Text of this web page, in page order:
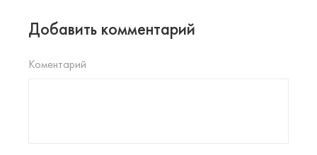
Добавить комментарий
Коментарий